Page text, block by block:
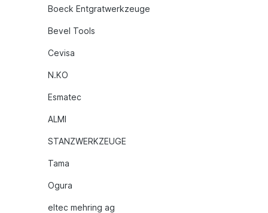
Boeck Entgratwerkzeuge
Bevel Tools
Cevisa
N.KO
Esmatec
ALMI
STANZWERKZEUGE
Tama
Ogura
eltec mehring ag